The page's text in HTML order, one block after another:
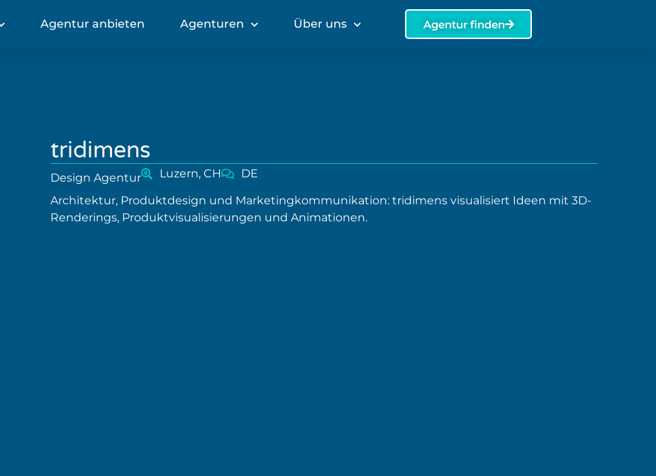
Agentur anbieten Agenturen Über uns Agentur finden
tridimens
Design Agentur Luzern, CH
DE
Architektur, Produktdesign und Marketingkommunikation: tridimens visualisiert Ideen mit 3D-
Renderings, Produktvisualisierungen und Animationen.